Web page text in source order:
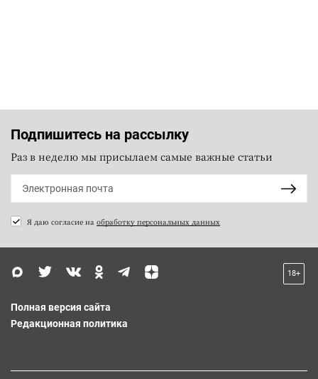
Подпишитесь на рассылку
Раз в неделю мы присылаем самые важные статьи
Я даю согласие на обработку персональных данных
18+
Полная версия сайта
Редакционная политика